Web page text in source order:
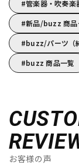
管楽器・吹奏
新品/buzz 商品
buzz/パーツ（
buzz 商品一覧
お客様の声